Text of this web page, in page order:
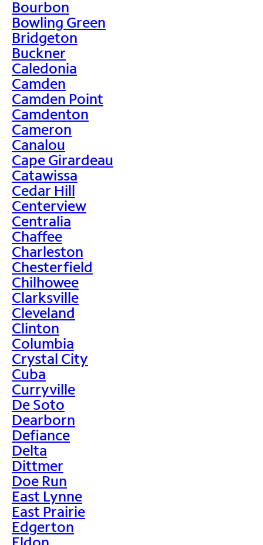
Bourbon
Bowling Green
Bridgeton
Buckner
Caledonia
Camden
Camden Point
Camdenton
Cameron
Canalou
Cape Girardeau
Catawissa
Cedar Hill
Centerview
Centralia
Chaffee
Charleston
Chesterfield
Chilhowee
Clarksville
Cleveland
Clinton
Columbia
Crystal City
Cuba
Curryville
De Soto
Dearborn
Defiance
Delta
Dittmer
Doe Run
East Lynne
East Prairie
Edgerton